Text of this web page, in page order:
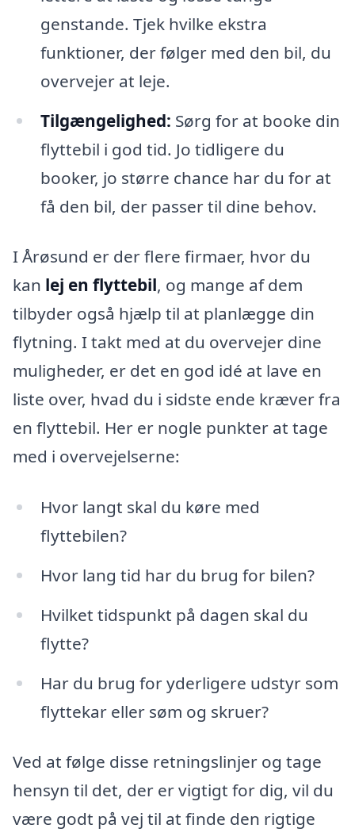
genstande. Tjek hvilke ekstra
funktioner, der følger med den bil, du
overvejer at leje.
Tilgængelighed: Sørg for at booke din
flyttebil i god tid. Jo tidligere du
booker, jo større chance har du for at
få den bil, der passer til dine behov.
I Årøsund er der flere firmaer, hvor du
kan lej en flyttebil, og mange af dem
tilbyder også hjælp til at planlægge din
flytning. I takt med at du overvejer dine
muligheder, er det en god idé at lave en
liste over, hvad du i sidste ende kræver fra
en flyttebil. Her er nogle punkter at tage
med i overvejelserne:
Hvor langt skal du køre med
flyttebilen?
Hvor lang tid har du brug for bilen?
Hvilket tidspunkt på dagen skal du
flytte?
Har du brug for yderligere udstyr som
flyttekar eller søm og skruer?
Ved at følge disse retningslinjer og tage
hensyn til det, der er vigtigt for dig, vil du
være godt på vej til at finde den rigtige